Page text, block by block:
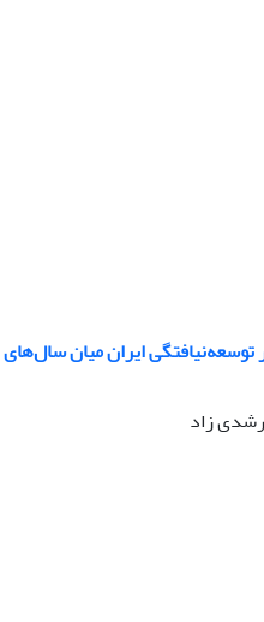
ایران میان سال‌های 1320 تا 1357
زاد